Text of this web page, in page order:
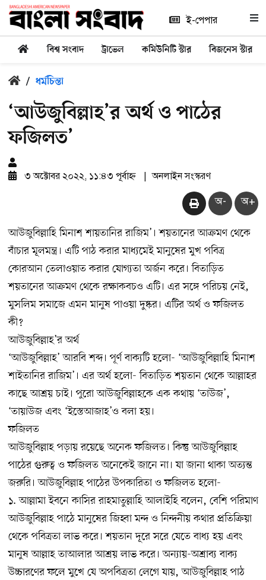
ই-পেপার
বিশ্ব সংবাদ ট্রাভেল কমিউনিটি স্টার বিজনেস স্টার
/ ধর্মচিন্তা
‘আউজুবিল্লাহ’র অর্থ ও পাঠের
ফজিলত’
৩ অক্টোবর ২০২২, ১১:৪৩ পূর্বাহ্ন অনলাইন সংস্করণ
অ- অ+
আউজুবিল্লাহি মিনাশ শায়তানির রাজিম’। শয়তানের আক্রমণ থেকে
বাঁচার মূলমন্ত্র। এটি পাঠ করার মাধ্যমেই মানুষের মুখ পবিত্র
কোরআন তেলাওয়াত করার যোগ্যতা অর্জন করে। বিতাড়িত
শয়তানের আক্রমণ থেকে রক্ষাকবচও এটি। এর সঙ্গে পরিচয় নেই,
মুসলিম সমাজে এমন মানুষ পাওয়া দুষ্কর। এটির অর্থ ও ফজিলত
কী?
আউজুবিল্লাহ’র অর্থ
‘আউজুবিল্লাহ’ আরবি শব্দ। পূর্ণ বাক্যটি হলো- ‘আউজুবিল্লাহি মিনাশ
শাইতানির রাজিম’। এর অর্থ হলো- বিতাড়িত শয়তান থেকে আল্লাহর
কাছে আশ্রয় চাই। পুরো আউজুবিল্লাহকে এক কথায় ‘তাউজ’,
‘তায়াউজ এবং ‘ইস্তেআজাহ’ও বলা হয়।
ফজিলত
আউজুবিল্লাহ পড়ায় রয়েছে অনেক ফজিলত। কিন্তু আউজুবিল্লাহ
পাঠের গুরুত্ব ও ফজিলত অনেকেই জানে না। যা জানা থাকা অত্যন্ত
জরুরি। আউজুবিল্লাহ পাঠের উপকারিতা ও ফজিলত হলো-
১. আল্লামা ইবনে কাসির রাহমাতুল্লাহি আলাইহি বলেন, বেশি পরিমাণ
আউজুবিল্লাহ পাঠে মানুষের জিহ্বা মন্দ ও নিন্দনীয় কথার প্রতিক্রিয়া
থেকে পবিত্রতা লাভ করে। শয়তান দূরে সরে যেতে বাধ্য হয় এবং
মানুষ আল্লাহ তাআলার আশ্রয় লাভ করে। অন্যায়-অশ্রাব্য বাক্য
উচ্চারণের ফলে মুখে যে অপবিত্রতা লেগে যায়, আউজুবিল্লাহ পাঠ